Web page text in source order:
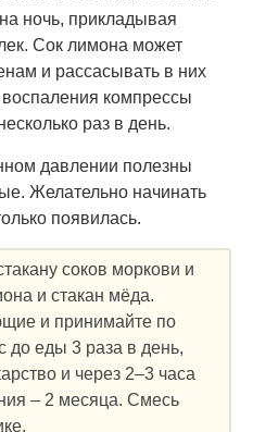
ночь, прикладывая
Сок лимона может
и рассасывать в них
компрессы
раз в день.
давлении полезны
Желательно начинать
появилась.
соков моркови и
и стакан мёда.
и принимайте по
до еды 3 раза в день,
и через 2–3 часа
– 2 месяца. Смесь